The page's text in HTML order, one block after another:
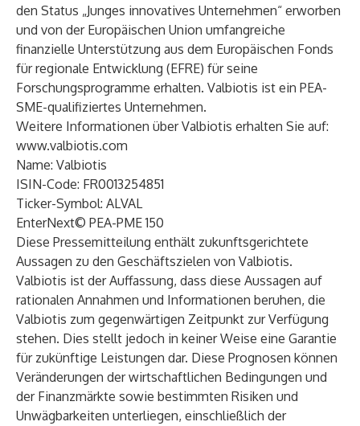
den Status „Junges innovatives Unternehmen“ erworben
und von der Europäischen Union umfangreiche
finanzielle Unterstützung aus dem Europäischen Fonds
für regionale Entwicklung (EFRE) für seine
Forschungsprogramme erhalten. Valbiotis ist ein PEA-
SME-qualifiziertes Unternehmen.
Weitere Informationen über Valbiotis erhalten Sie auf:
www.valbiotis.com
Name: Valbiotis
ISIN-Code: FR0013254851
Ticker-Symbol: ALVAL
EnterNext© PEA-PME 150
Diese Pressemitteilung enthält zukunftsgerichtete
Aussagen zu den Geschäftszielen von Valbiotis.
Valbiotis ist der Auffassung, dass diese Aussagen auf
rationalen Annahmen und Informationen beruhen, die
Valbiotis zum gegenwärtigen Zeitpunkt zur Verfügung
stehen. Dies stellt jedoch in keiner Weise eine Garantie
für zukünftige Leistungen dar. Diese Prognosen können
Veränderungen der wirtschaftlichen Bedingungen und
der Finanzmärkte sowie bestimmten Risiken und
Unwägbarkeiten unterliegen, einschließlich der